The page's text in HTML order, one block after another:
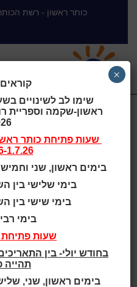
כותר ראשון - רשת
כותר
שימו לב לשינויים
ראשון-שקמה וספריית
שעות פתיחת כותר
1.7.26:
בימים ראשון, שני וחמישי בין
בימי שלישי בין השעות
בימי שישי בין השעות
בימי
שעות פתיחת
תהייה
בימים ראשון, שני, שלישי
×